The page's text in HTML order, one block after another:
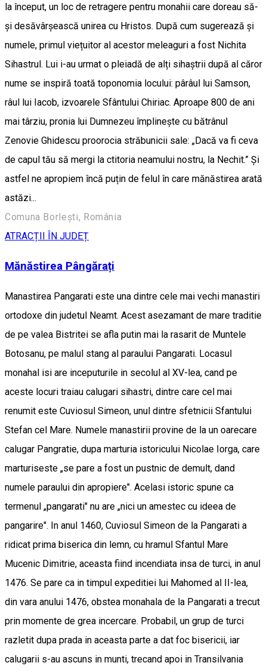
la început, un loc de retragere pentru monahii care doreau să-
și desăvârșească unirea cu Hristos. După cum sugerează și
numele, primul viețuitor al acestor meleaguri a fost Nichita
Sihastrul. Lui i-au urmat o pleiadă de alți sihaștrii după al căror
nume se inspiră toată toponomia locului: pârâul lui Samson,
râul lui Iacob, izvoarele Sfântului Chiriac. Aproape 800 de ani
mai târziu, pronia lui Dumnezeu împlinește cu bătrânul
Zenovie Ghidescu proorocia străbunicii sale: „Dacă va fi ceva
de capul tău să mergi la ctitoria neamului nostru, la Nechit.” Și
astfel ne apropiem încă puțin de felul în care mănăstirea arată
astăzi...
Comuna Borlești, România
ATRACȚII ÎN JUDEȚ
Mănăstirea Pângărați
Manastirea Pangarati este una dintre cele mai vechi manastiri
ortodoxe din judetul Neamt. Acest asezamant de mare traditie
de pe valea Bistritei se afla putin mai la rasarit de Muntele
Botosanu, pe malul stang al paraului Pangarati. Locasul
monahal isi are inceputurile in secolul al XV-lea, cand pe
aceste locuri traiau calugari sihastri, dintre care cel mai
renumit este Cuviosul Simeon, unul dintre sfetnicii Sfantului
Stefan cel Mare. Numele manastirii provine de la un oarecare
calugar Pangratie, dupa marturia istoricului Nicolae Iorga, care
marturiseste „se pare a fost un pustnic de demult, dand
numele paraului din apropiere". Acelasi istoric spune ca
termenul „pangarati" nu are „nici un amestec cu ideea de
pangarire". In anul 1460, Cuviosul Simeon de la Pangarati a
ridicat prima biserica din lemn, cu hramul Sfantul Mare
Mucenic Dimitrie, aceasta fiind incendiata insa de turci, in anul
1476. Se pare ca in timpul expeditiei lui Mahomed al II-lea,
din vara anului 1476, obstea monahala de la Pangarati a trecut
prin momente de grea incercare. Probabil, un grup de turci
razletit dupa prada in aceasta parte a dat foc bisericii, iar
calugarii s-au ascuns in munti, trecand apoi in Transilvania